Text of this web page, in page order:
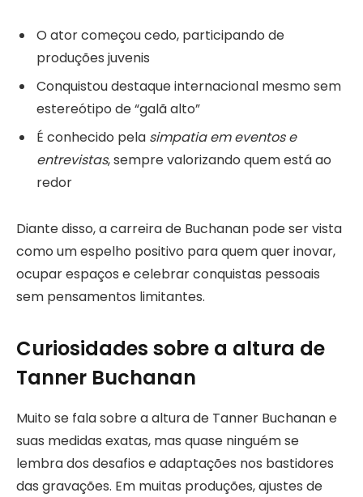
O ator começou cedo, participando de
produções juvenis
Conquistou destaque internacional mesmo sem
estereótipo de “galã alto”
É conhecido pela simpatia em eventos e
entrevistas, sempre valorizando quem está ao
redor
Diante disso, a carreira de Buchanan pode ser vista
como um espelho positivo para quem quer inovar,
ocupar espaços e celebrar conquistas pessoais
sem pensamentos limitantes.
Curiosidades sobre a altura de
Tanner Buchanan
Muito se fala sobre a altura de Tanner Buchanan e
suas medidas exatas, mas quase ninguém se
lembra dos desafios e adaptações nos bastidores
das gravações. Em muitas produções, ajustes de